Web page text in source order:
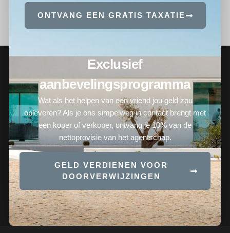
ONTVANG EEN GRATIS TAXATIE
Exclusief
aanbevelingsprogramma
Wat als het helpen van een vriend jou geld zou
opleveren? Als je ons simpelweg in contact brengt met
een koper of verkoper, ontvang je 10% van de
nettoprovisie van het agentschap.
GELD VERDIENEN VOOR
DOORVERWIJZINGEN